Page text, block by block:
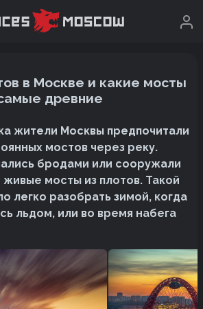
в Москве и какие мосты
древние
жители Москвы предпочитали
мостов через реку.
бродами или сооружали
мосты из плотов. Такой
легко разобрать зимой, когда
льдом, или во время набега